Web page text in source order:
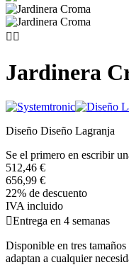
 
Jardinera
Diseño Diseño Lagranja
Se el primero en escribir
512,46 €
656,99 €
22% de descuento
IVA incluido
Entrega en 4 semanas
Disponible en tres
adaptan a cualquier